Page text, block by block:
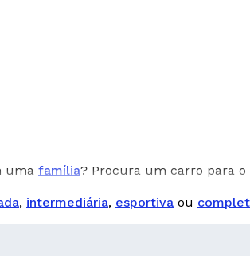
uma família? Procura um carro para o
, intermediária, esportiva ou